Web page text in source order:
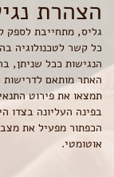
הצהרת
גליס, מתחייבת לספק
כל קשר לטכנולוגיה
הנגישות ככל שניתן,
תמצאו את פירוט
בפינה העליונה בצדו
הכפתור מפעיל את
אוטומטי.